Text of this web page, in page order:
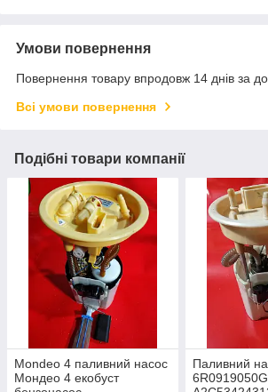
Умови повернення
Повернення товару впродовж 14 днів за
Всі умови повернення
Подібні товари компанії
Mondeo 4 паливний насос
Мондео 4 екобуст
Паливний
6R0919050G